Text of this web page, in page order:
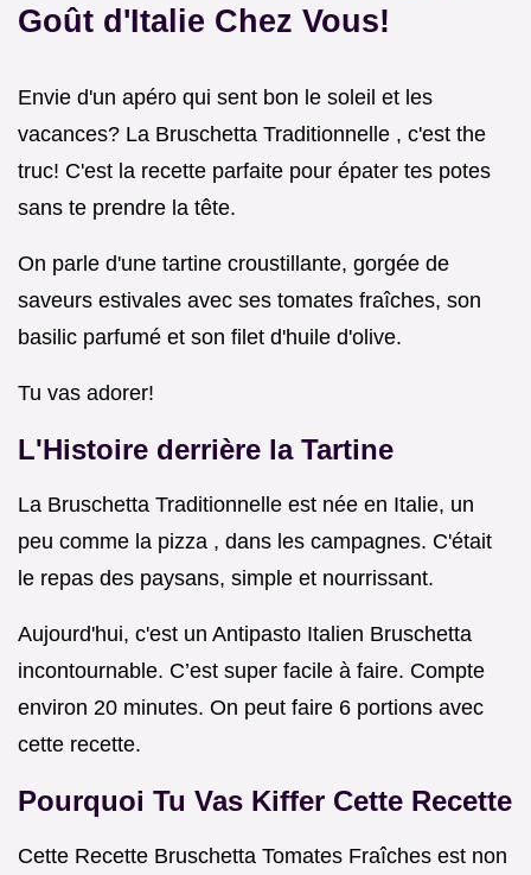
Goût d'Italie Chez Vous!
Envie d'un apéro qui sent bon le soleil et les
vacances? La Bruschetta Traditionnelle , c'est the
truc! C'est la recette parfaite pour épater tes potes
sans te prendre la tête.
On parle d'une tartine croustillante, gorgée de
saveurs estivales avec ses tomates fraîches, son
basilic parfumé et son filet d'huile d'olive.
Tu vas adorer!
L'Histoire derrière la Tartine
La Bruschetta Traditionnelle est née en Italie, un
peu comme la pizza , dans les campagnes. C'était
le repas des paysans, simple et nourrissant.
Aujourd'hui, c'est un Antipasto Italien Bruschetta
incontournable. C’est super facile à faire. Compte
environ 20 minutes. On peut faire 6 portions avec
cette recette.
Pourquoi Tu Vas Kiffer Cette Recette
Cette Recette Bruschetta Tomates Fraîches est non